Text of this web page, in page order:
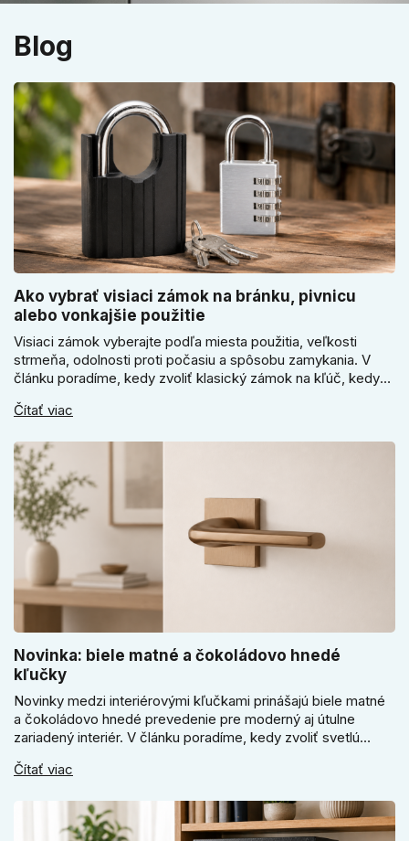
Blog
Ako vybrať visiaci zámok na bránku, pivnicu
alebo vonkajšie použitie
Visiaci zámok vyberajte podľa miesta použitia, veľkosti
strmeňa, odolnosti proti počasiu a spôsobu zamykania. V
článku poradíme, kedy zvoliť klasický zámok na kľúč, kedy
sa pri bránke, pivnici alebo záhradnom domčeku neoplatí
Čítať viac
Novinka: biele matné a čokoládovo hnedé
kľučky
Novinky medzi interiérovými kľučkami prinášajú biele matné
a čokoládovo hnedé prevedenie pre moderný aj útulne
zariadený interiér. V článku poradíme, kedy zvoliť svetlú
ako vyberať medzi okrúhlym a štvorcovým štítom. Nové
Čítať viac